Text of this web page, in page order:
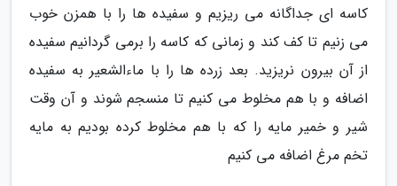
کاسه ای جداگانه می ریزیم و سفیده ها را با همزن خوب
می زنیم تا کف کند و زمانی که کاسه را برمی گردانیم سفیده
از آن بیرون نریزید. بعد زرده ها را با ماءالشعیر به سفیده
اضافه و با هم مخلوط می کنیم تا منسجم شوند و آن وقت
شیر و خمیر مایه را که با هم مخلوط کرده بودیم به مایه
تخم مرغ اضافه می کنیم